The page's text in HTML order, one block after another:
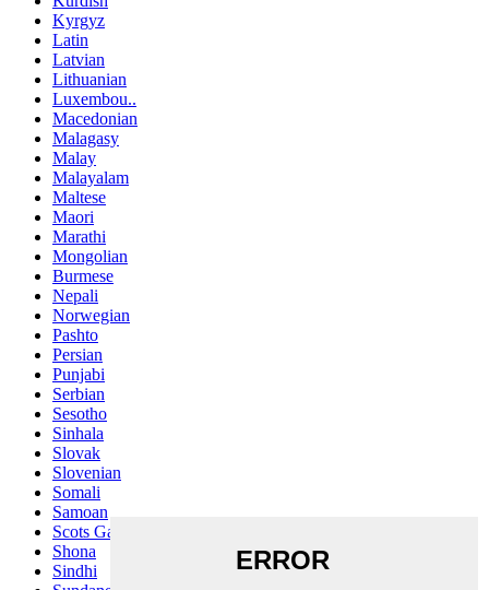
Kyrgyz
Latin
Latvian
Lithuanian
Luxembou..
Macedonian
Malagasy
Malay
Malayalam
Maltese
Maori
Marathi
Mongolian
Burmese
Nepali
Norwegian
Pashto
Persian
Punjabi
Serbian
Sesotho
Sinhala
Slovak
Slovenian
Somali
Samoan
Scots Gaelic
Shona
Sindhi